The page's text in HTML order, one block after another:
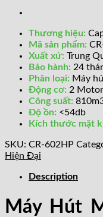
Thương hiệu:
Mã sản phẩm:
Xuất xứ: Trung
Bảo hành: 24
Phân loại: Máy
Động cơ: 2 Motor
Công suất:
Độ ồn: <54db
Kích thước mặt
SKU: CR-602HP
Hiện Đại
Description
Máy Hút